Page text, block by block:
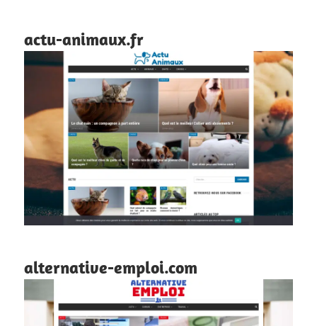
actu-animaux.fr
alternative-emploi.com